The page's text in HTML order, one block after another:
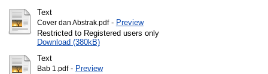
Text
Cover dan Abstrak.pdf- Preview
Restricted to Registered users only
Download (380kB)
Text
Bab 1.pdf- Preview